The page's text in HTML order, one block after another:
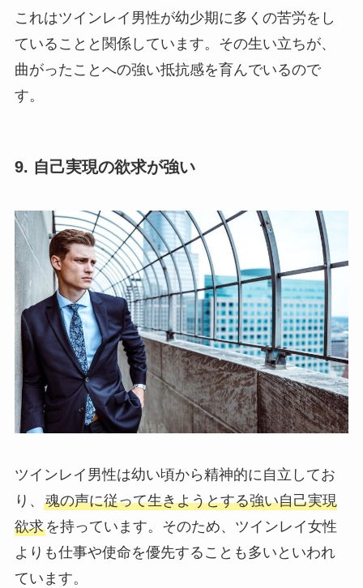
これはツインレイ男性が幼少期に多くの苦労をし
ていることと関係しています。その生い立ちが、
曲がったことへの強い抵抗感を育んでいるので
す。
9. 自己実現の欲求が強い
ツインレイ男性は幼い頃から精神的に自立してお
り、 魂の声に従って生きようとする強い自己実現
欲求を持っています。そのため、ツインレイ女性
よりも仕事や使命を優先することも多いといわれ
ています。